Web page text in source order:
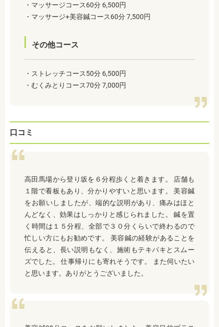
・マッサージコース60分 6,500円
・マッサージ+美容鍼コース60分 7,500円
その他コース
・ストレッチコース50分 6,500円
・むくみとりコース70分 7,000円
口コミ
高田馬場から登り坂を６分程歩くと着きます。 店舗も
１階で看板もあり、分かりやすいと思います。 美容鍼
をお願いしましたが、端的な説明があり、痛みはほと
んどなく、効果はしっかりと感じられました。 鍼を置
く時間は１５分程、全部で３０分くらいで終わるので
忙しい方にもお勧めです。 美容鍼の経験があることを
伝えると、長い説明もなく、施術もテキパキとスムー
ズでした。 仕事帰りにも寄れそうです。 また伺いたい
と思います。ありがとうございました。